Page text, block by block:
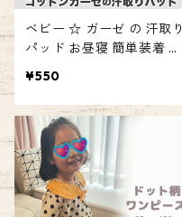
ベビー ☆ ガーゼ の 汗取り
パッド お昼寝 簡単装着 ひ
中 コットン ガーゼ汗取り
赤ちゃん 子ども プレゼン
ト ギフト エミリースタイ
ル emilystyle
¥550